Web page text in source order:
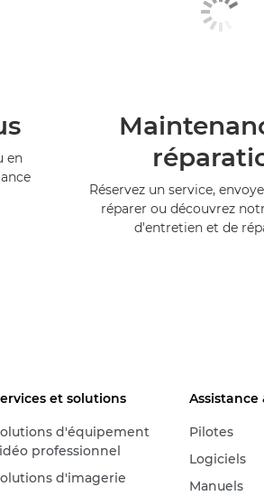
en
Réservez un service,
réparer ou découvrez
d'entretien et de
et solutions
d'équipement
professionnel
d'imagerie
Pilotes
Logiciels
Manuels